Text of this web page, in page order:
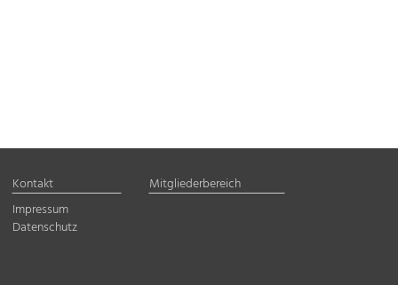
Kontakt
Impressum
Datenschutz
Mitgliederbereich